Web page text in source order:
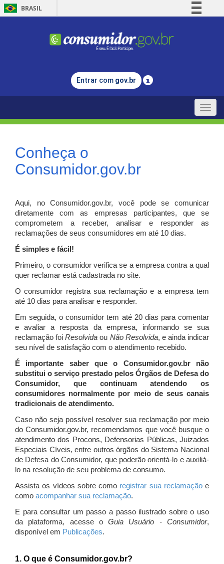
BRASIL
Comunica BR
Legislação
Entrar com gov.br
Toggle
Conheça o
Consumidor.gov.br
Aqui, no Consumidor.gov.br, você pode se comunicar
diretamente com as empresas participantes, que se
comprometem a receber, analisar e responder as
reclamações de seus consumidores em até 10 dias.
É simples e fácil!
Primeiro, o consumidor verifica se a empresa contra a qual
quer reclamar está cadastrada no site.
O consumidor registra sua reclamação e a empresa tem
até 10 dias para analisar e responder.
Em seguida, o consumidor tem até 20 dias para comentar
e avaliar a resposta da empresa, informando se sua
reclamação foiResolvida ou Não Resolvida, e ainda indicar
seu nível de satisfação com o atendimento recebido.
É importante saber que o Consumidor.gov.br não
substitui o serviço prestado pelos Órgãos de Defesa do
Consumidor, que continuam atendendo os
consumidores normalmente por meio de seus canais
tradicionais de atendimento.
Caso não seja possível resolver sua reclamação por meio
do Consumidor.gov.br, recomendamos que você busque o
atendimento dos Procons, Defensorias Públicas, Juizados
Especiais Cíveis, entre outros órgãos do Sistema Nacional
de Defesa do Consumidor, que poderão orientá-lo e auxiliá-
lo na resolução de seu problema de consumo.
Assista os vídeos sobre como registrar sua reclamaçãoe
como acompanhar sua reclamação.
E para consultar um passo a passo ilustrado sobre o uso
da plataforma, acesse oGuia Usuário - Consumidor,
disponível em Publicações.
1. O que é Consumidor.gov.br?